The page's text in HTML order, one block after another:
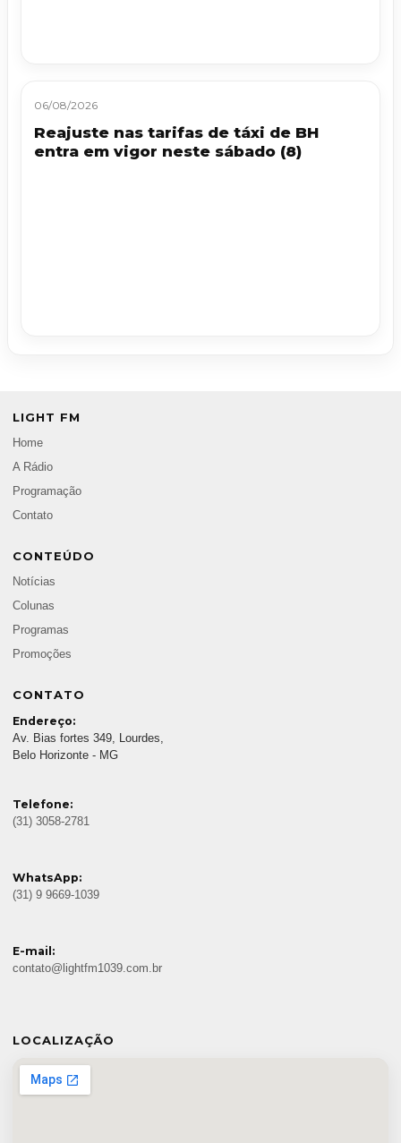
06/08/2026
Reajuste nas tarifas de táxi de BH
entra em vigor neste sábado (8)
LIGHT FM
Home
A Rádio
Programação
Contato
CONTEÚDO
Notícias
Colunas
Programas
Promoções
CONTATO
Endereço:
Av. Bias fortes 349, Lourdes,
Belo Horizonte - MG
Telefone:
(31) 3058-2781
WhatsApp:
(31) 9 9669-1039
E-mail:
contato@lightfm1039.com.br
LOCALIZAÇÃO